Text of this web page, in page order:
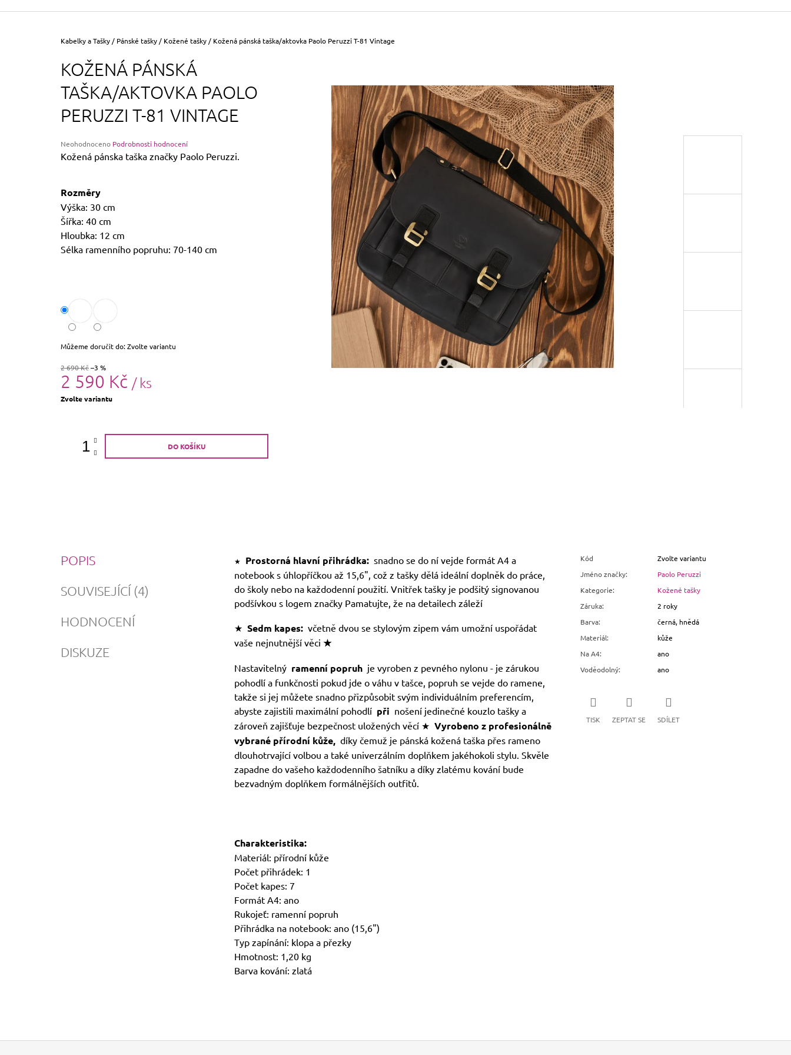
Domů
Kabelky a Tašky / Pánské tašky / Kožené tašky / Kožená pánská taška/aktovka Paolo Peruzzi T-81 Vintage
KOŽENÁ PÁNSKÁ
TAŠKA/AKTOVKA PAOLO
PERUZZI T-81 VINTAGE
Průměrné
hodnocení
z
5
hvězdiček.
Neohodnoceno Podrobnosti hodnocení
Kožená pánska taška značky Paolo Peruzzi.
Rozměry
Výška: 30 cm
Šířka: 40 cm
Hloubka: 12 cm
Sélka ramenního popruhu: 70-140 cm
Můžeme doručit do:Zvolte variantu
2 690 Kč–3 %
2 590 Kč / ks
Měrná
Zvolte variantu
DO KOŠÍKU
POPIS
SOUVISEJÍCÍ (4)
HODNOCENÍ
DISKUZE
★ Prostorná hlavní přihrádka:snadno se do ní vejde formát A4 a
notebook s úhlopříčkou až 15,6", což z tašky dělá ideální doplněk do práce,
do školy nebo na každodenní použití. Vnitřek tašky je podšitý signovanou
podšívkou s logem značky Pamatujte, že na detailech záleží
★ Sedm kapes: včetně dvou se stylovým zipem vám umožní uspořádat
vaše nejnutnější věci ★
Nastavitelný ramenní popruh je vyroben z pevného nylonu - je zárukou
pohodlí a funkčnosti pokud jde o váhu v tašce, popruh se vejde do ramene,
takže si jej můžete snadno přizpůsobit svým individuálním preferencím,
abyste zajistili maximální pohodlí při nošení jedinečné kouzlo tašky a
zároveň zajišťuje bezpečnost uložených věcí ★ Vyrobeno z profesionálně
vybrané přírodní kůže,díky čemuž je pánská kožená taška přes rameno
dlouhotrvající volbou a také univerzálním doplňkem jakéhokoli stylu. Skvěle
zapadne do vašeho každodenního šatníku a díky zlatému kování bude
bezvadným doplňkem formálnějších outfitů.
Charakteristika:
Materiál: přírodní kůže
Počet přihrádek: 1
Počet kapes: 7
Formát A4: ano
Rukojeť: ramenní popruh
Přihrádka na notebook: ano (15,6")
Typ zapínání: klopa a přezky
Hmotnost: 1,20 kg
Barva kování: zlatá
Kód
Zvolte variantu
Jméno značky:
Paolo Peruzzi
Kategorie:
Kožené tašky
Záruka:
2 roky
Barva:
černá, hnědá
Materiál:
kůže
Na A4:
ano
Voděodolný: ano
TISK ZEPTAT SE SDÍLET